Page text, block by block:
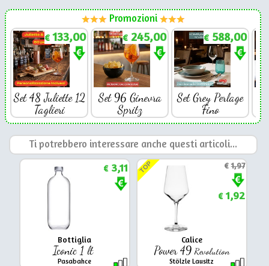
Promozioni
€ 133,00
Set 48 Juliette 12
Taglieri
€ 245,00
Set 96 Ginevra
Spritz
€ 588,00
Set Grey Perlage
Fino
Ti potrebbero interessare anche questi articoli...
Bottiglia
Iconic 1 lt
Pasabahce
€3,11
Calice
Power 49 Revolution
Stölzle Lausitz
TOP €1,97
€1,92